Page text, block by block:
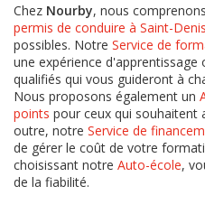
Chez Nourby, nous
permis de conduire à Saint-Denis
possibles. Notre Service de
une expérience
qualifiés qui vous guideront à
Nous proposons également un
points pour ceux qui souhaitent
outre, notre Service de
de gérer le coût de votre
choisissant notre Auto-école,
de la fiabilité.